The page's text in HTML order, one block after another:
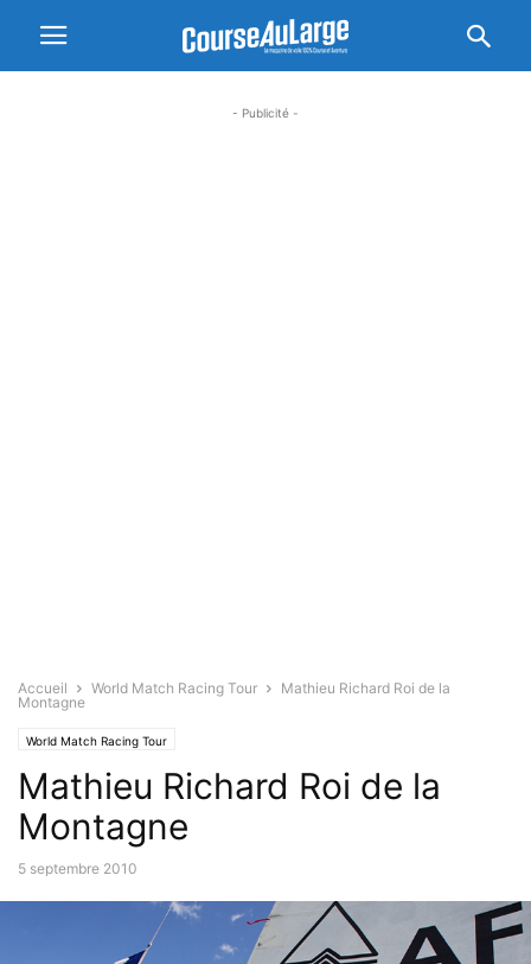
- Publicité -
Accueil World Match Racing Tour
Mathieu Richard Roi de la
Montagne
World Match Racing Tour
Mathieu Richard Roi de la
Montagne
5 septembre 2010